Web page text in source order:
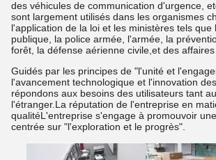
des véhicules de communication d'urgence,
sont largement utilisés dans les organismes
l'application de la loi et les ministères tels que
publique, la police armée, l'armée, la
forêt, la défense aérienne civile,et des affaires
Guidés par les principes de "l'unité et
l'avancement technologique et l'innovation
répondons aux besoins des utilisateurs tant
l'étranger.La réputation de l'entreprise en
qualitéL'entreprise s'engage à promouvoir
centrée sur "l'exploration et le progrès".